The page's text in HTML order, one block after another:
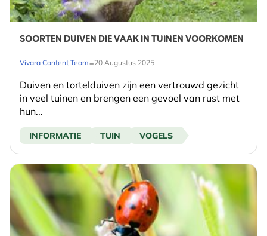
SOORTEN DUIVEN DIE VAAK IN TUINEN VOORKOMEN
Vivara Content Team-20 Augustus 2025
Duiven en tortelduiven zijn een vertrouwd gezicht
in veel tuinen en brengen een gevoel van rust met
hun...
INFORMATIE TUIN VOGELS